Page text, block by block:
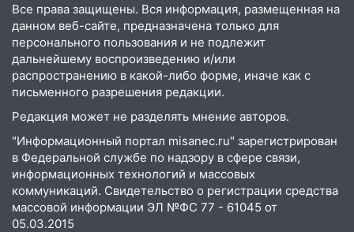
20:40 Ульяновские аграрии смогут
купить тракторы с отсрочкой платежа
до декабря
19:34 В следственном управлении
состоялось торжественное
мероприятие, приуроченное к
празднованию Дня сотрудника органов
следствия Российской Федерации
19:30 Ульяновцев приглашают
поддержать «Симбирскую чебурашку»
на фестивале «ФормАРТ»
Все права защищены. Вся информация, размещенная на
данном веб-сайте, предназначена только для
персонального пользования и не подлежит
дальнейшему воспроизведению и/или
распространению в какой-либо форме, иначе как с
письменного разрешения редакции.
Редакция может не разделять мнение авторов.
"Информационный портал misanec.ru" зарегистрирован
в Федеральной службе по надзору в сфере связи,
информационных технологий и массовых
коммуникаций. Свидетельство о регистрации средства
массовой информации ЭЛ №ФС 77 - 61045 от
05.03.2015